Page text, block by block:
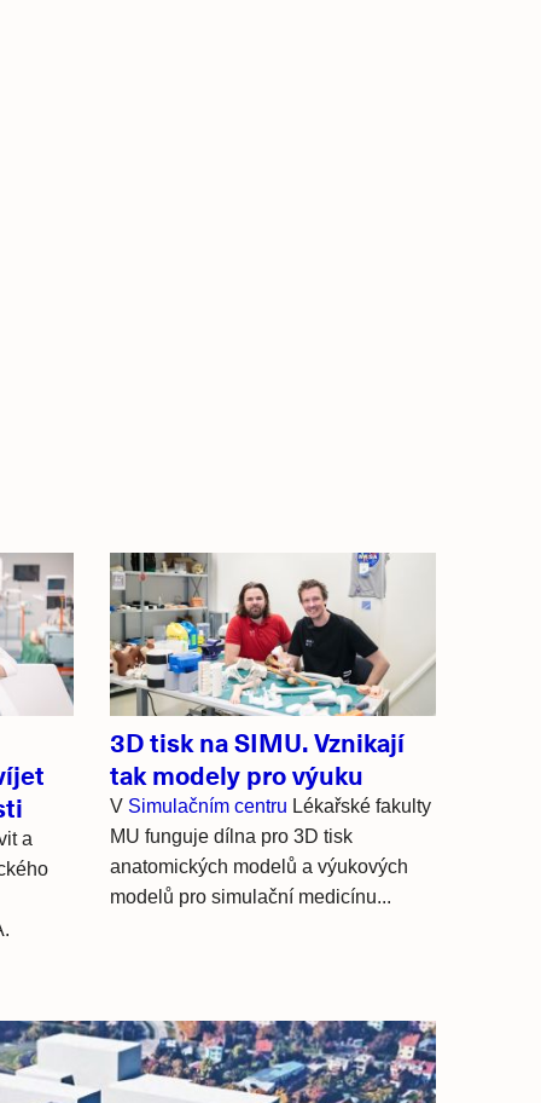
a
3D tisk na SIMU. Vznikají
tak modely pro výuku
V Simulačním centru Lékařské fakulty
MU funguje dílna pro 3D tisk
anatomických modelů a výukových
modelů pro simulační medicínu...